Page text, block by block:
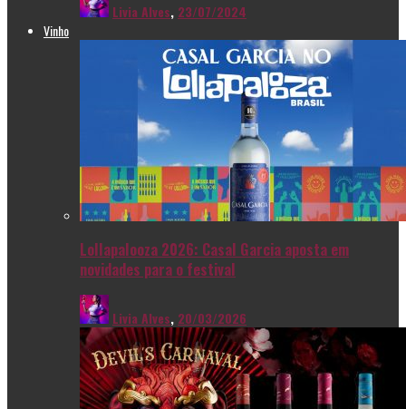
Livia Alves, 23/07/2024
Vinho
Lollapalooza 2026: Casal Garcia aposta em
novidades para o festival
Livia Alves, 20/03/2026